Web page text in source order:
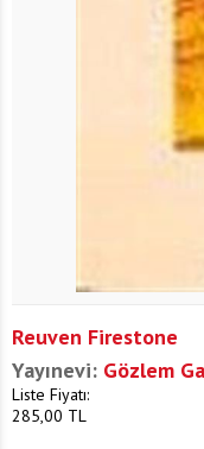
Reuven Firestone
Yayınevi: Gözlem
Liste Fiyatı:
285,00 TL